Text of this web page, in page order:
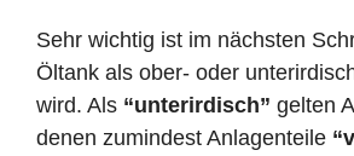
Sehr wichtig ist im nächsten
Öltank als ober- oder
wird. Als “unterirdisch” gelten
denen zumindest Anlagenteile